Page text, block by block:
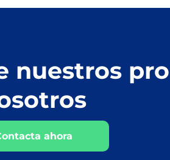
nuestros
ahora